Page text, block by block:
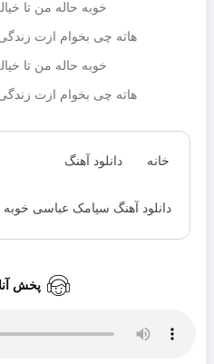
خوبه حاله من تا
هاته چى بخوام ازت
خوبه حاله من تا
هاته چى بخوام ازت
خانه دانلود آهنگ
دانلود آهنگ سیامک عباسی
پخش